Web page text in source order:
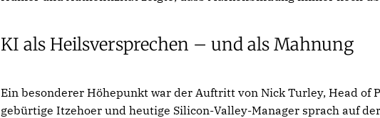
KI als Heilsversprechen – und als Mahnung
Ein besonderer Höhepunkt war der Auftritt von Nick Turley, Head of
gebürtige Itzehoer und heutige Silicon-Valley-Manager sprach auf